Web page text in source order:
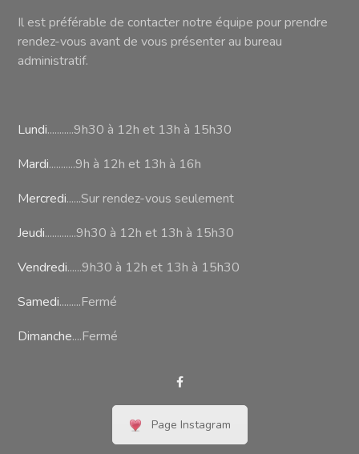
Il est préférable de contacter notre équipe pour prendre
rendez-vous avant de vous présenter au bureau
administratif.
Lundi...........9h30 à 12h et 13h à 15h30
Mardi...........9h à 12h et 13h à 16h
Mercredi......Sur rendez-vous seulement
Jeudi.............9h30 à 12h et 13h à 15h30
Vendredi......9h30 à 12h et 13h à 15h30
Samedi.........Fermé
Dimanche....Fermé
Page Instagram